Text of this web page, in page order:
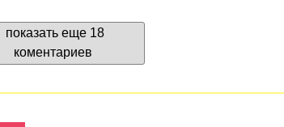
показать еще 18
коментариев